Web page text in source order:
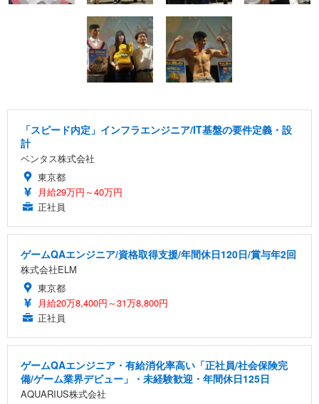
「スピード内定」インフラエンジニア/IT基盤の要件定義・設
計
ベンタス株式会社
東京都
月給29万円～40万円
正社員
ゲームQAエンジニア/資格取得支援/年間休日120日/賞与年2回
株式会社ELM
東京都
月給20万8,400円～31万8,800円
正社員
ゲームQAエンジニア・有給消化率高い「正社員/社会保険完
備/ゲーム業界デビュー」・未経験歓迎・年間休日125日
AQUARIUS株式会社